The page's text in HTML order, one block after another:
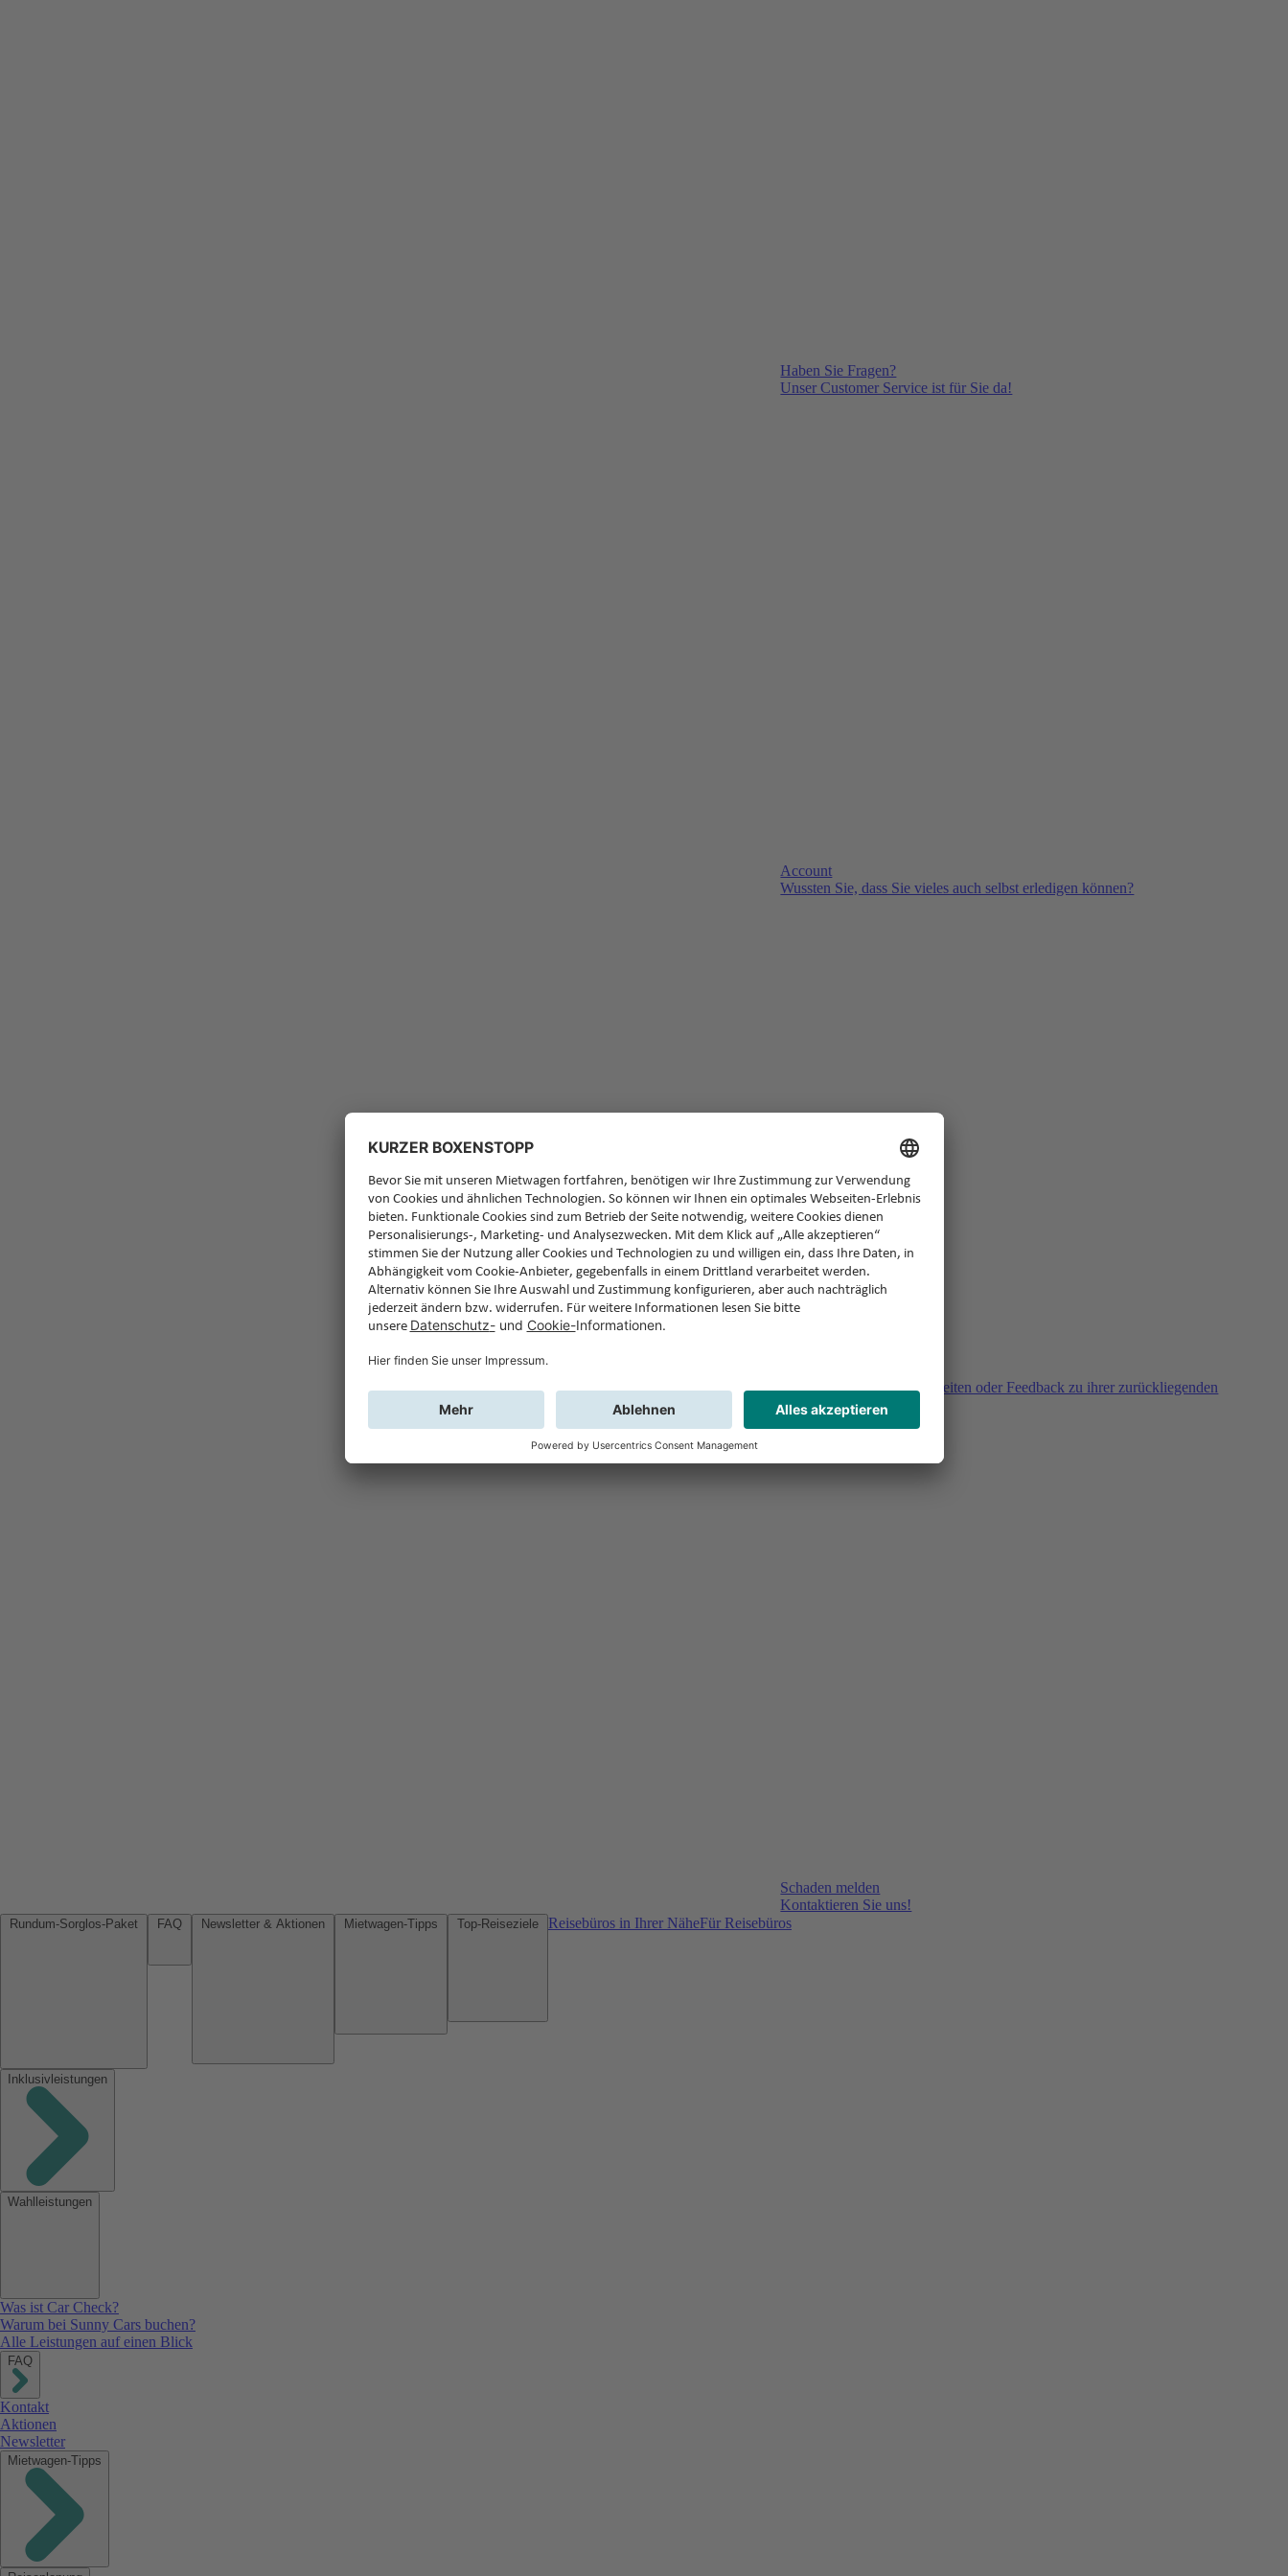
Haben Sie Fragen?
Unser Customer Service ist für Sie da!
Account
Wussten Sie, dass Sie vieles auch selbst erledigen können?
Sie haben Fragen, Unklarheiten oder Feedback zu ihrer zurückliegenden
Buchung?
Schaden melden
Kontaktieren Sie uns!
Reisebüros in Ihrer NäheFür Reisebüros
Inklusivleistungen
Wahlleistungen
Was ist Car Check?
Warum bei Sunny Cars buchen?
Alle Leistungen auf einen Blick
FAQ
Kontakt
Aktionen
Newsletter
Mietwagen-Tipps